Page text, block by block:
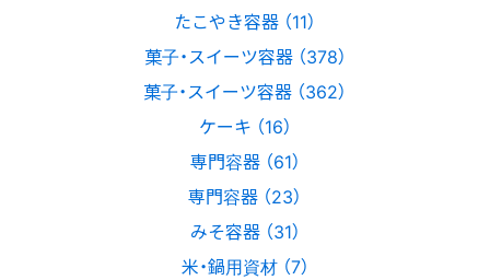
たこやき容器 （11）
菓子・スイーツ容器 （378）
菓子・スイーツ容器 （362）
ケーキ （16）
専門容器 （61）
専門容器 （23）
みそ容器 （31）
米・鍋用資材 （7）